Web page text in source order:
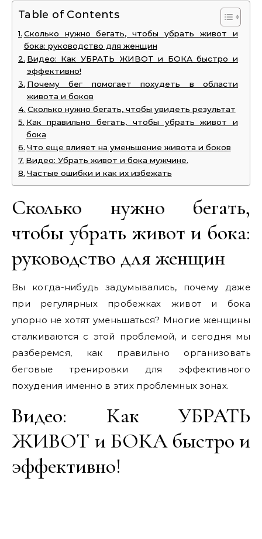
Table of Contents
Сколько нужно бегать, чтобы убрать живот и
бока: руководство для женщин
Видео: Как УБРАТЬ ЖИВОТ и БОКА быстро и
эффективно!
Почему бег помогает похудеть в области
живота и боков
Сколько нужно бегать, чтобы увидеть результат
Как правильно бегать, чтобы убрать живот и
бока
Что еще влияет на уменьшение живота и боков
Видео: Убрать живот и бока мужчине.
Частые ошибки и как их избежать
Сколько нужно бегать,
чтобы убрать живот и бока:
руководство для женщин
Вы когда-нибудь задумывались, почему даже
при регулярных пробежках живот и бока
упорно не хотят уменьшаться? Многие женщины
сталкиваются с этой проблемой, и сегодня мы
разберемся, как правильно организовать
беговые тренировки для эффективного
похудения именно в этих проблемных зонах.
Видео: Как УБРАТЬ
ЖИВОТ и БОКА быстро и
эффективно!